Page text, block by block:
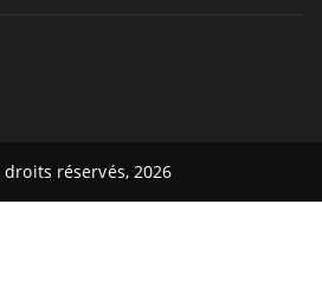
droits réservés, 2026